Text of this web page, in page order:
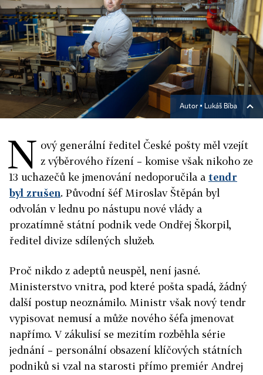
Autor ▪ Lukáš Bíba
N ový generální ředitel České pošty měl vzejít
z výběrového řízení – komise však nikoho ze
13 uchazečů ke jmenování nedoporučila a tendr
byl zrušen. Původní šéf Miroslav Štěpán byl
odvolán v lednu po nástupu nové vlády a
prozatímně státní podnik vede Ondřej Škorpil,
ředitel divize sdílených služeb.
Proč nikdo z adeptů neuspěl, není jasné.
Ministerstvo vnitra, pod které pošta spadá, žádný
další postup neoznámilo. Ministr však nový tendr
vypisovat nemusí a může nového šéfa jmenovat
napřímo. V zákulisí se mezitím rozběhla série
jednání – personální obsazení klíčových státních
podniků si vzal na starosti přímo premiér Andrej